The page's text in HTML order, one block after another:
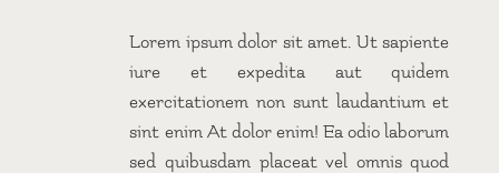
Lorem ipsum dolor sit amet. Ut sapiente
iure et expedita aut quidem
exercitationem non sunt laudantium et
sint enim At dolor enim! Ea odio laborum
sed quibusdam placeat vel omnis quod